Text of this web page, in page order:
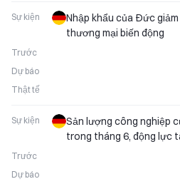
Sự kiện
Nhập khẩu của Đức
thương mại biến động
Trước
Dự báo
Thật tế
Sự kiện
Sản lượng công nghiệp
trong tháng 6, động lực
Trước
Dự báo